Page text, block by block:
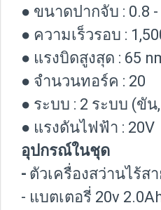
● ขนาดปากจับ : 0.8 -
● ความเร็วรอบ :
● แรงบิดสูงสุด : 65
● จำนวนทอร์ค : 20
● ระบบ : 2 ระบบ (ขัน,
● แรงดันไฟฟ้า : 20V
อุปกรณ์ในชุด
- ตัวเครื่องสว่านไร้ส
- แบตเตอรี่ 20v